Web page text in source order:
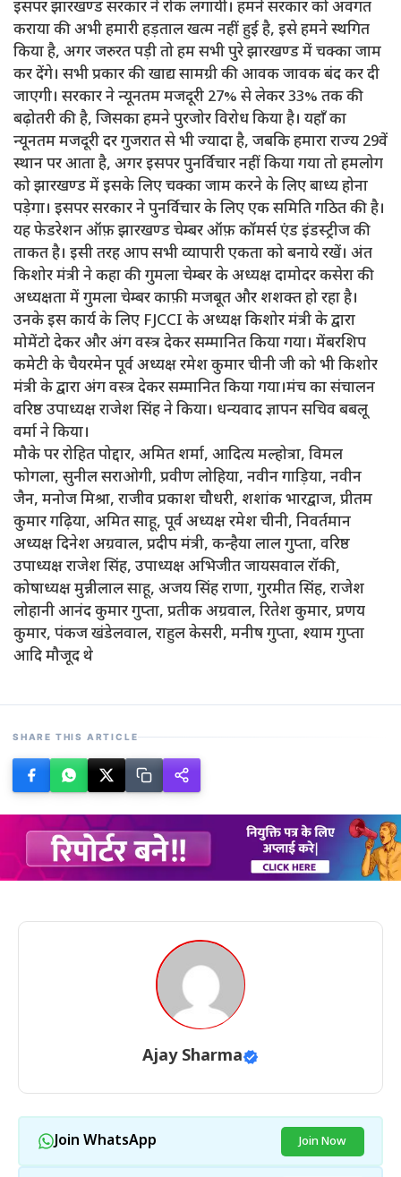
इसपर झारखण्ड सरकार ने रोक लगायी। हमने सरकार को अवगत
कराया की अभी हमारी हड़ताल खत्म नहीं हुई है, इसे हमने स्थगित
किया है, अगर जरुरत पड़ी तो हम सभी पुरे झारखण्ड में चक्का जाम
कर देंगे। सभी प्रकार की खाद्य सामग्री की आवक जावक बंद कर दी
जाएगी। सरकार ने न्यूनतम मजदूरी 27% से लेकर 33% तक की
बढ़ोतरी की है, जिसका हमने पुरजोर विरोध किया है। यहाँ का
न्यूनतम मजदूरी दर गुजरात से भी ज्यादा है, जबकि हमारा राज्य 29वें
स्थान पर आता है, अगर इसपर पुनर्विचार नहीं किया गया तो हमलोग
को झारखण्ड में इसके लिए चक्का जाम करने के लिए बाध्य होना
पड़ेगा। इसपर सरकार ने पुनर्विचार के लिए एक समिति गठित की है।
यह फेडरेशन ऑफ़ झारखण्ड चेम्बर ऑफ़ कॉमर्स एंड इंडस्ट्रीज की
ताकत है। इसी तरह आप सभी व्यापारी एकता को बनाये रखें। अंत
किशोर मंत्री ने कहा की गुमला चेम्बर के अध्यक्ष दामोदर कसेरा की
अध्यक्षता में गुमला चेम्बर काफ़ी मजबूत और शशक्त हो रहा है।
उनके इस कार्य के लिए FJCCI के अध्यक्ष किशोर मंत्री के द्वारा
मोमेंटो देकर और अंग वस्त्र देकर सम्मानित किया गया। मेंबरशिप
कमेटी के चैयरमेन पूर्व अध्यक्ष रमेश कुमार चीनी जी को भी किशोर
मंत्री के द्वारा अंग वस्त्र देकर सम्मानित किया गया।मंच का संचालन
वरिष्ठ उपाध्यक्ष राजेश सिंह ने किया। धन्यवाद ज्ञापन सचिव बबलू
वर्मा ने किया।
मौके पर रोहित पोद्दार, अमित शर्मा, आदित्य मल्होत्रा, विमल
फोगला, सुनील सराओगी, प्रवीण लोहिया, नवीन गाड़िया, नवीन
जैन, मनोज मिश्रा, राजीव प्रकाश चौधरी, शशांक भारद्वाज, प्रीतम
कुमार गढ़िया, अमित साहू, पूर्व अध्यक्ष रमेश चीनी, निवर्तमान
अध्यक्ष दिनेश अग्रवाल, प्रदीप मंत्री, कन्हैया लाल गुप्ता, वरिष्ठ
उपाध्यक्ष राजेश सिंह, उपाध्यक्ष अभिजीत जायसवाल रॉकी,
कोषाध्यक्ष मुन्नीलाल साहू, अजय सिंह राणा, गुरमीत सिंह, राजेश
लोहानी आनंद कुमार गुप्ता, प्रतीक अग्रवाल, रितेश कुमार, प्रणय
कुमार, पंकज खंडेलवाल, राहुल केसरी, मनीष गुप्ता, श्याम गुप्ता
आदि मौजूद थे
SHARE THIS ARTICLE
Ajay Sharma
Join WhatsApp Join Now